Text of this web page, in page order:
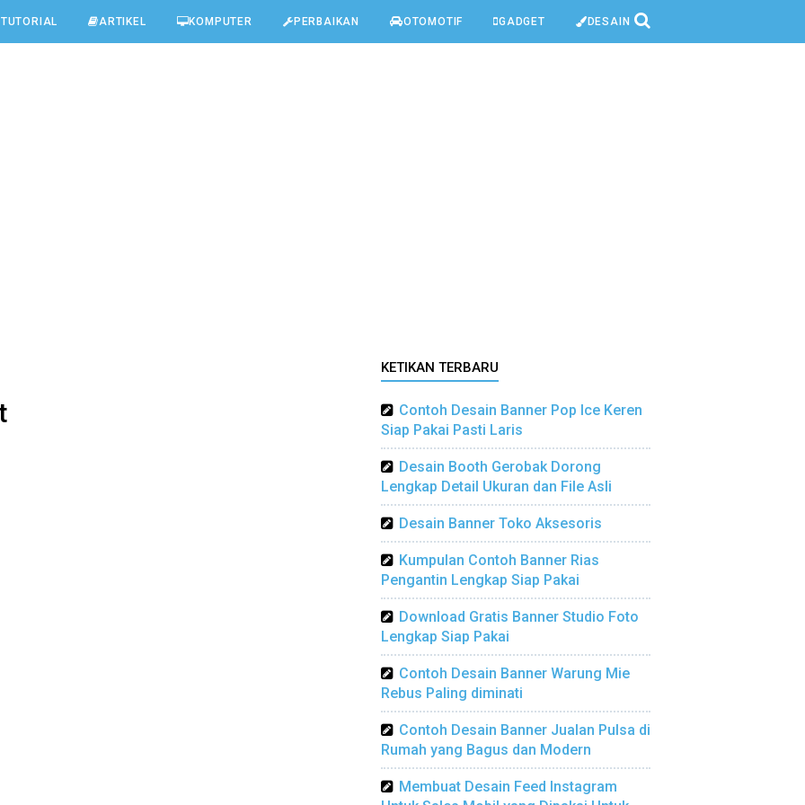
TUTORIAL ARTIKEL KOMPUTER PERBAIKAN OTOMOTIF GADGET DESAIN
KETIKAN TERBARU
Contoh Desain Banner Pop Ice Keren
Siap Pakai Pasti Laris
Desain Booth Gerobak Dorong
Lengkap Detail Ukuran dan File Asli
Desain Banner Toko Aksesoris
Kumpulan Contoh Banner Rias
Pengantin Lengkap Siap Pakai
Download Gratis Banner Studio Foto
Lengkap Siap Pakai
Contoh Desain Banner Warung Mie
Rebus Paling diminati
Contoh Desain Banner Jualan Pulsa di
Rumah yang Bagus dan Modern
Membuat Desain Feed Instagram